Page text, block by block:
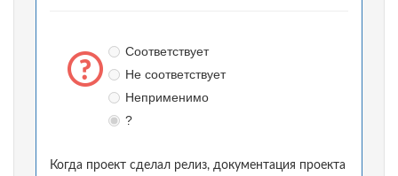
Соответствует
Не соответствует
Неприменимо
?
Когда проект сделал релиз, документация проекта